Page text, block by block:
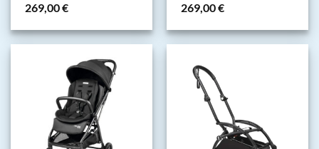
269,00€
269,00€